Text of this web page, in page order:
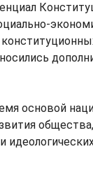
основой